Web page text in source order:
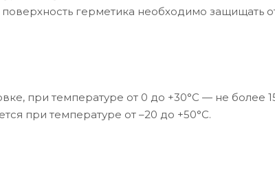
герметика необходимо защищать
при температуре от 0 до +30°C — не более
при температуре от –20 до +50°С.